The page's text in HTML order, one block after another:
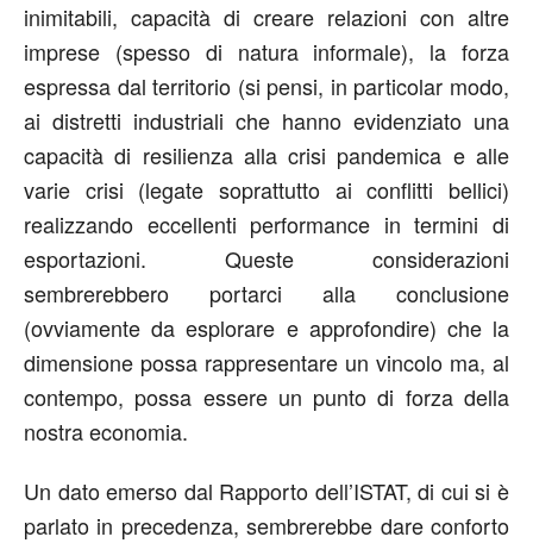
inimitabili, capacità di creare relazioni con altre
imprese (spesso di natura informale), la forza
espressa dal territorio (si pensi, in particolar modo,
ai distretti industriali che hanno evidenziato una
capacità di resilienza alla crisi pandemica e alle
varie crisi (legate soprattutto ai conflitti bellici)
realizzando eccellenti performance in termini di
esportazioni. Queste considerazioni
sembrerebbero portarci alla conclusione
(ovviamente da esplorare e approfondire) che la
dimensione possa rappresentare un vincolo ma, al
contempo, possa essere un punto di forza della
nostra economia.
Un dato emerso dal Rapporto dell’ISTAT, di cui si è
parlato in precedenza, sembrerebbe dare conforto